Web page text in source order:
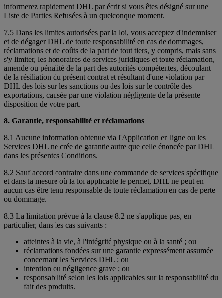
informerez rapidement DHL par écrit si vous êtes désigné sur une
Liste de Parties Refusées à un quelconque moment.
7.5 Dans les limites autorisées par la loi, vous acceptez d'indemniser
et de dégager DHL de toute responsabilité en cas de dommages,
réclamations et de coûts de la part de tout tiers, y compris, mais sans
s'y limiter, les honoraires de services juridiques et toute réclamation,
amende ou pénalité de la part des autorités compétentes, découlant
de la résiliation du présent contrat et résultant d'une violation par
DHL des lois sur les sanctions ou des lois sur le contrôle des
exportations, causée par une violation négligente de la présente
disposition de votre part.
8. Garantie, responsabilité et réclamations
8.1 Aucune information obtenue via l'Application en ligne ou les
Services DHL ne crée de garantie autre que celle énoncée par DHL
dans les présentes Conditions.
8.2 Sauf accord contraire dans une commande de services spécifique
et dans la mesure où la loi applicable le permet, DHL ne peut en
aucun cas être tenu responsable de toute réclamation en cas de perte
ou dommage.
8.3 La limitation prévue à la clause 8.2 ne s'applique pas, en
particulier, dans les cas suivants :
atteintes à la vie, à l'intégrité physique ou à la santé ; ou
réclamations fondées sur une garantie expressément assumée
concernant les Services DHL ; ou
intention ou négligence grave ; ou
responsabilité selon les lois applicables sur la responsabilité du
fait des produits.